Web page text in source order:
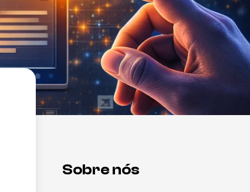
Sobre nós